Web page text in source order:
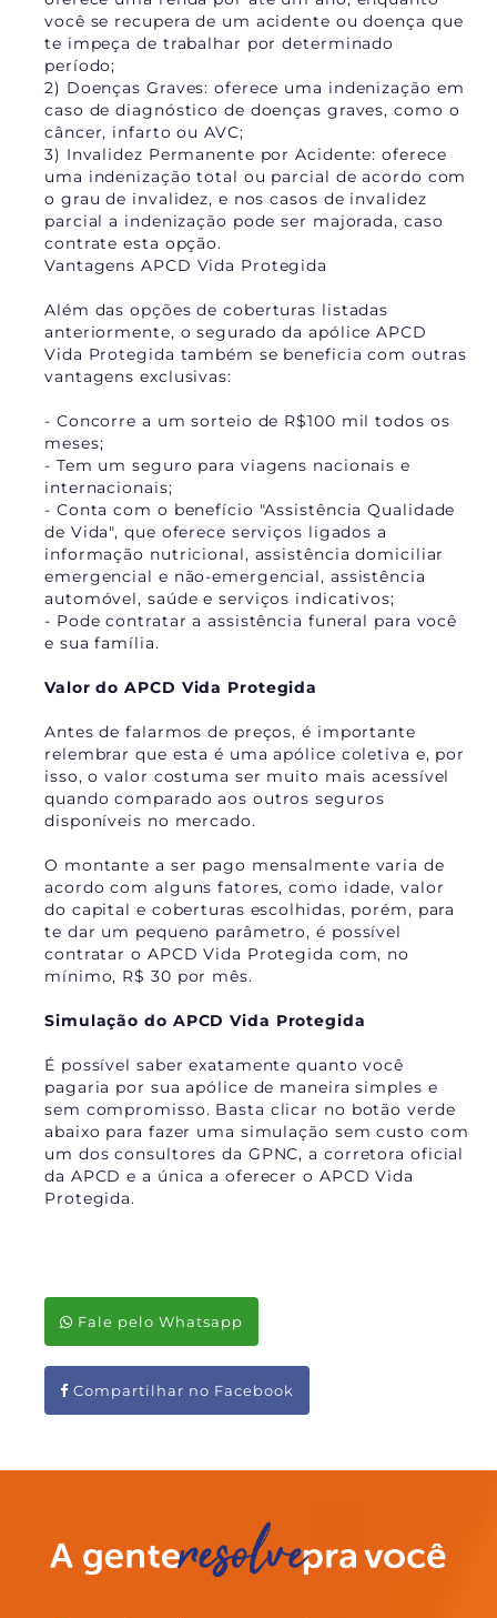
você se recupera de um acidente ou doença que
te impeça de trabalhar por determinado
período;
2) Doenças Graves: oferece uma indenização em
caso de diagnóstico de doenças graves, como o
câncer, infarto ou AVC;
3) Invalidez Permanente por Acidente: oferece
uma indenização total ou parcial de acordo com
o grau de invalidez, e nos casos de invalidez
parcial a indenização pode ser majorada, caso
contrate esta opção.
Vantagens APCD Vida Protegida
Além das opções de coberturas listadas
anteriormente, o segurado da apólice APCD
Vida Protegida também se beneficia com outras
vantagens exclusivas:
- Concorre a um sorteio de R$100 mil todos os
meses;
- Tem um seguro para viagens nacionais e
internacionais;
- Conta com o benefício "Assistência Qualidade
de Vida", que oferece serviços ligados a
informação nutricional, assistência domiciliar
emergencial e não-emergencial, assistência
automóvel, saúde e serviços indicativos;
- Pode contratar a assistência funeral para você
e sua família.
Valor do APCD Vida Protegida
Antes de falarmos de preços, é importante
relembrar que esta é uma apólice coletiva e, por
isso, o valor costuma ser muito mais acessível
quando comparado aos outros seguros
disponíveis no mercado.
O montante a ser pago mensalmente varia de
acordo com alguns fatores, como idade, valor
do capital e coberturas escolhidas, porém, para
te dar um pequeno parâmetro, é possível
contratar o APCD Vida Protegida com, no
mínimo, R$ 30 por mês.
Simulação do APCD Vida Protegida
É possível saber exatamente quanto você
pagaria por sua apólice de maneira simples e
sem compromisso. Basta clicar no botão verde
abaixo para fazer uma simulação sem custo com
um dos consultores da GPNC, a corretora oficial
da APCD e a única a oferecer o APCD Vida
Protegida.
Fale pelo Whatsapp
Compartilhar no Facebook